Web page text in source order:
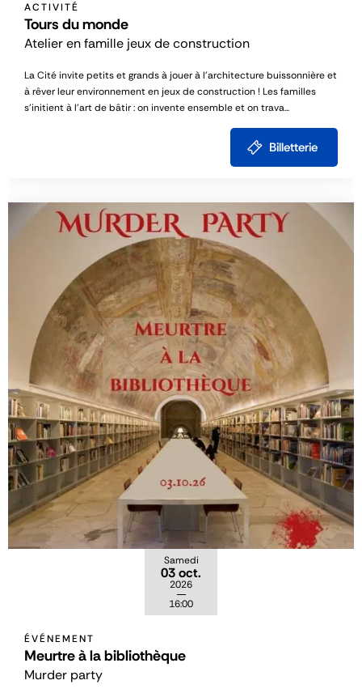
ACTIVITÉ
Tours du monde
Atelier en famille jeux de construction
La Cité invite petits et grands à jouer à l’architecture buissonnière et
à rêver leur environnement en jeux de construction ! Les familles
s’initient à l’art de bâtir : on invente ensemble et on trava...
Billetterie
Samedi
03 oct.
2026
16:00
ÉVÉNEMENT
Meurtre à la bibliothèque
Murder party